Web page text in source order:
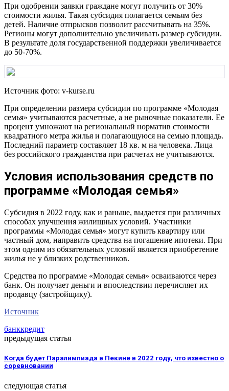
При одобрении заявки граждане могут получить от 30%
стоимости жилья. Такая субсидия полагается семьям без
детей. Наличие отпрысков позволит рассчитывать на 35%.
Регионы могут дополнительно увеличивать размер субсидии.
В результате доля государственной поддержки увеличивается
до 50-70%.
Источник фото: v-kurse.ru
При определении размера субсидии по программе «Молодая
семья» учитываются расчетные, а не рыночные показатели. Ее
процент умножают на региональный норматив стоимости
квадратного метра жилья и полагающуюся на семью площадь.
Последний параметр составляет 18 кв. м на человека. Лица
без российского гражданства при расчетах не учитываются.
Условия использования средств по
программе «Молодая семья»
Субсидия в 2022 году, как и раньше, выдается при различных
способах улучшения жилищных условий. Участники
программы «Молодая семья» могут купить квартиру или
частный дом, направить средства на погашение ипотеки. При
этом одним из обязательных условий является приобретение
жилья не у близких родственников.
Средства по программе «Молодая семья» осваиваются через
банк. Он получает деньги и впоследствии перечисляет их
продавцу (застройщику).
Источник
банккредит
предыдущая статья
Когда будет Паралимпиада в Пекине в 2022 году, что известно о
соревновании
следующая статья